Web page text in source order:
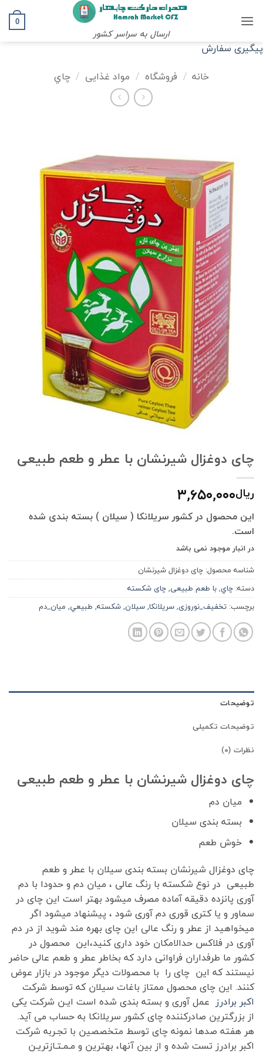
ارسال به سراسر کشور
0
پیگیری سفارش
خانه / فروشگاه / مواد غذایی / چاي
چای دوغزال شیرنشان با عطر و طعم طبیعی
ریال۳,۶۵۰,۰۰۰
این محصول در کشور سریلانکا ( سیلان ) بسته بندی شده
است.
در انبار موجود نمی باشد
شناسه محصول: چای دوغزال شیرنشان
دسته: چاي,با طعم طبیعی,چای شکسته
برچسب: تخفیف_نوروزی,سريلانكا,سيلان,شكسته, طبيعي, ميان_دم
توضیحات
توضیحات تکمیلی
نظرات (0)
چای دوغزال شیرنشان با عطر و طعم طبیعی
میان دم
بسته بندی سیلان
خوش طعم
چای دوغزال شیرنشان بسته بندی سیلان با عطر و طعم
طبیعی در نوع شکسته با رنگ عالی ، میان دم و حدودا با دم
آوری پانزده دقیقه آماده مصرف میشود بهتر است این چای در
سماور و یا کتری قوری دم آوری شود ، پیشنهاد میشود اگر
میخواهید از عطر و رنگ عالی این چای بهره مند شوید از در دم
آوری در فلاکس حدالامکان خود داری کنید،این محصول در
کشور ما طرفداران فراوانی دارد که بخاطر عطر و طعم عالی حاضر
نیستند که این چای را با محصولات دیگر موجود در بازار عوض
کنند. این چای محصول ممتاز باغات سیلان که توسط شرکت
اکبر برادرز عمل آوری و بسته بندی شده است ایـن شرکت یکی
از بزرگترین صادرکننده چای کشور سریلانکا به حساب می آید.
هر هفته صدها نمونه چای توسط متخصصین با تجـربه شرکت
اکبر برادرز تست شده و از بین آنها، بهترین و مـمـتـازتریـن